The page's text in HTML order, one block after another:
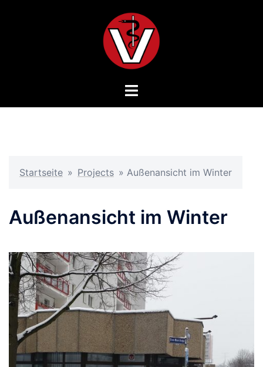
Menü
Startseite » Projects » Außenansicht im Winter
Außenansicht im Winter